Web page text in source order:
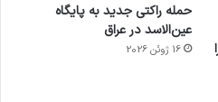
حمله راکتی جدید به پایگاه
عین‌الاسد در عراق
16 ژوئن 2026